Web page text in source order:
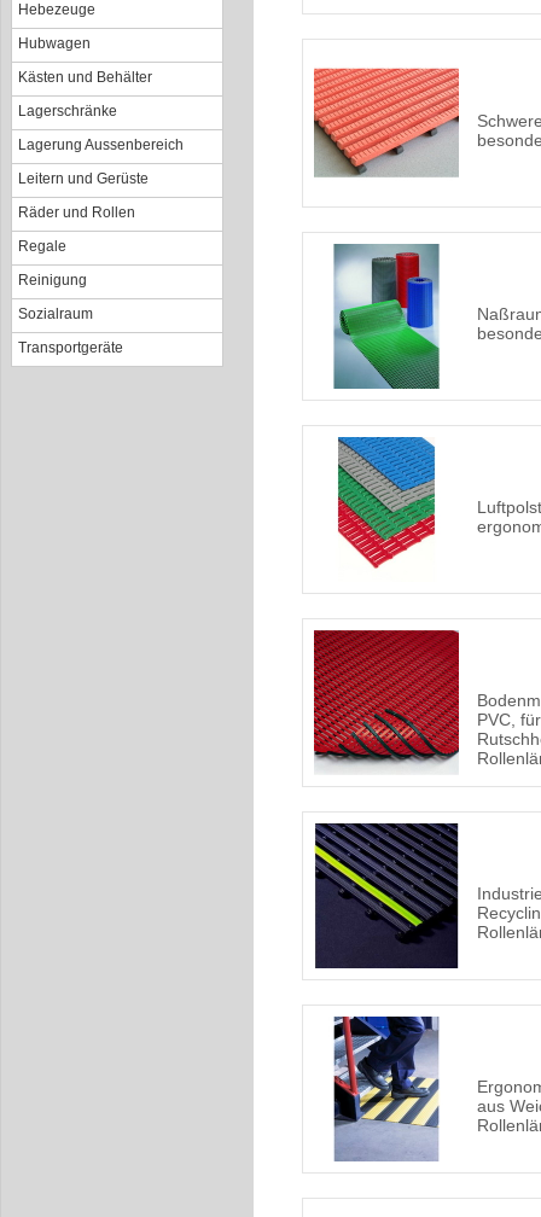
Hebezeuge
Hubwagen
Kästen und Behälter
Lagerschränke
Lagerung Aussenbereich
Leitern und Gerüste
Räder und Rollen
Regale
Reinigung
Sozialraum
Transportgeräte
PVC,
aus